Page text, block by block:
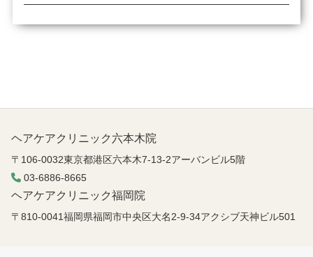
ヘアケアクリニック六本木院
〒106-0032東京都港区六本木7-13-2アーバンビル5階
03-6886-8665
ヘアケアクリニック福岡院
〒810-0041福岡県福岡市中央区大名2-9-34アクシブ天神ビル501